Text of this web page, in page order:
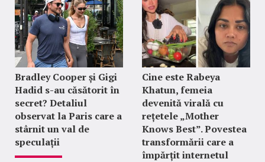
Bradley Cooper și Gigi
Hadid s-au căsătorit în
secret? Detaliul
observat la Paris care a
stârnit un val de
speculații
Cine este Rabeya
Khatun, femeia
devenită virală cu
rețetele „Mother
Knows Best”. Povestea
transformării care a
împărțit internetul